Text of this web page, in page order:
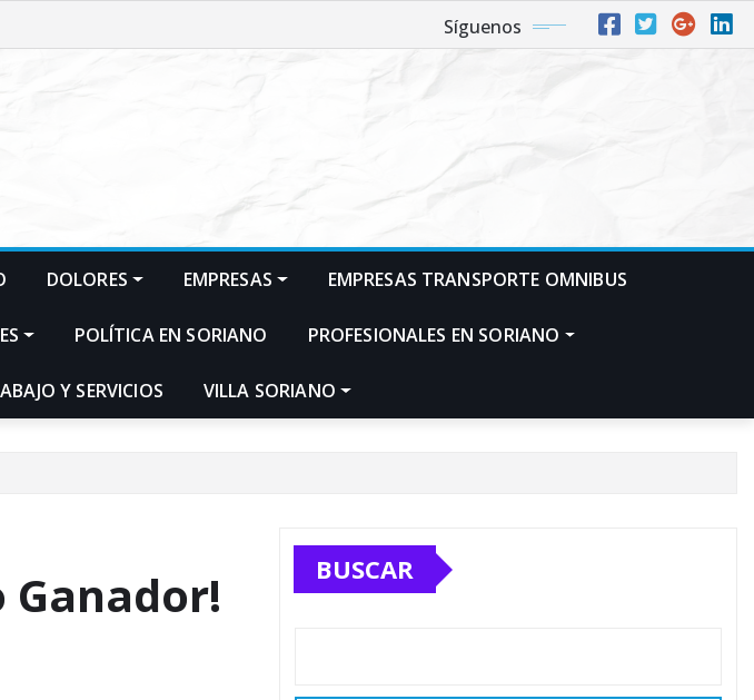
Síguenos
DOLORES EMPRESAS EMPRESAS TRANSPORTE OMNIBUS
POLÍTICA EN SORIANO PROFESIONALES EN SORIANO
Y SERVICIOS VILLA SORIANO
BUSCAR